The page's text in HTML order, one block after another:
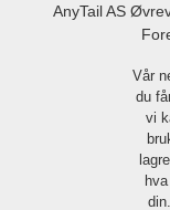
AnyTail AS
Vår
du
vi